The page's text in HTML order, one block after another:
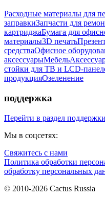
Расходные материалы для
заправкиЗапчасти для
картриджаБумага для
материалы3D печать
средстваОфисное
аксессуарыМебель
стойки для ТВ и LCD-
продукцияОзеленение
поддержка
Перейти в раздел поддержки
Мы в соцсетях:
Свяжитесь с нами
Политика обработки
обработку персональных
© 2010-2026 Cactus Russia